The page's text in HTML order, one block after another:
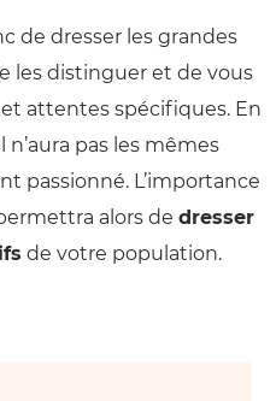
de dresser les grandes
les distinguer et de vous
attentes spécifiques. En
pas les mêmes
passionné. L’importance
alors de dresser
de votre population.